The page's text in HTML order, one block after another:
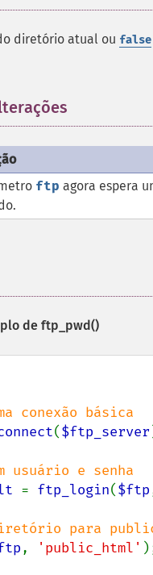
diretório atual ou false
ftp agora espera
de ftp_pwd()
($ftp_server
= ftp_login($ftp
, 'public_html'